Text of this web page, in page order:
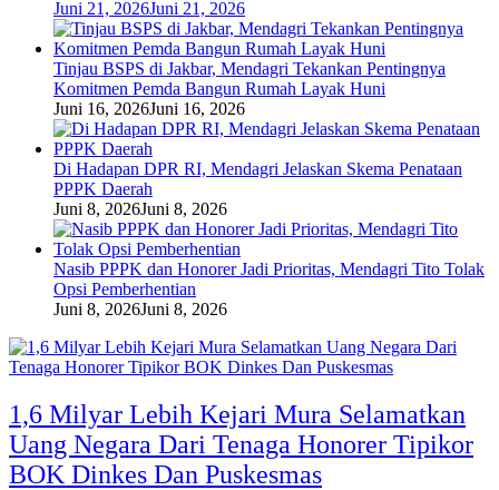
Juni 21, 2026Juni 21, 2026
Tinjau BSPS di Jakbar, Mendagri Tekankan Pentingnya
Komitmen Pemda Bangun Rumah Layak Huni
Juni 16, 2026Juni 16, 2026
Di Hadapan DPR RI, Mendagri Jelaskan Skema Penataan
PPPK Daerah
Juni 8, 2026Juni 8, 2026
Nasib PPPK dan Honorer Jadi Prioritas, Mendagri Tito Tolak
Opsi Pemberhentian
Juni 8, 2026Juni 8, 2026
1,6 Milyar Lebih Kejari Mura Selamatkan
Uang Negara Dari Tenaga Honorer Tipikor
BOK Dinkes Dan Puskesmas